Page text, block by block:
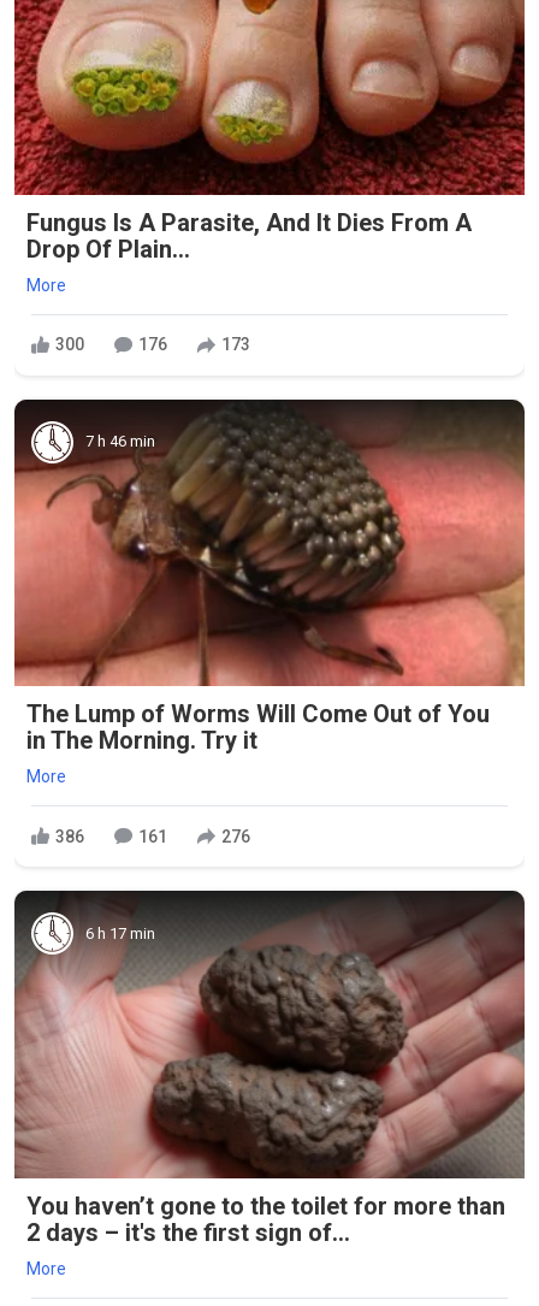
Fungus Is A Parasite, And It Dies From A
Drop Of Plain...
More
300 176 173
7 h 46 min
The Lump of Worms Will Come Out of You
in The Morning. Try it
More
386 161 276
6 h 17 min
You haven’t gone to the toilet for more than
2 days – it's the first sign of...
More